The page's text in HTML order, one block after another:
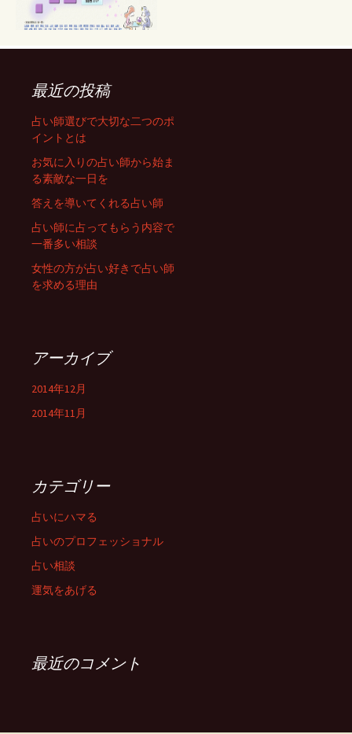
最近の投稿
占い師選びで大切な二つのポ
イントとは
お気に入りの占い師から始ま
る素敵な一日を
答えを導いてくれる占い師
占い師に占ってもらう内容で
一番多い相談
女性の方が占い好きで占い師
を求める理由
アーカイブ
2014年12月
2014年11月
カテゴリー
占いにハマる
占いのプロフェッショナル
占い相談
運気をあげる
最近のコメント